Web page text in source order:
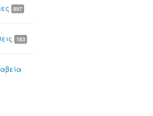
897
183